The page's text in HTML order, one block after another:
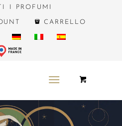
I PROFUMI
CARRELLO